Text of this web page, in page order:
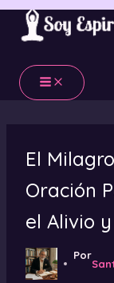
Ir
contenido
El
Oración
el Alivio
Por